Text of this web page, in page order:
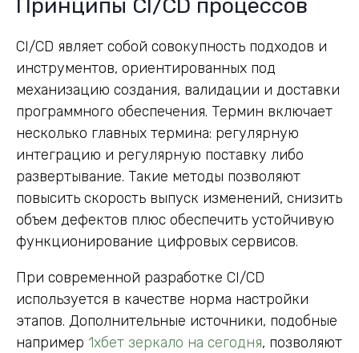
Принципы CI/CD процессов
CI/CD являет собой совокупность подходов и
инструментов, ориентированных под
механизацию создания, валидации и доставки
программного обеспечения. Термин включает
несколько главных термина: регулярную
интеграцию и регулярную поставку либо
развертывание. Такие методы позволяют
повысить скорость выпуск изменений, снизить
объем дефектов плюс обеспечить устойчивую
функционирование цифровых сервисов.
При современной разработке CI/CD
используется в качестве норма настройки
этапов. Дополнительные источники, подобные
например 1хбет зеркало на сегодня, позволяют